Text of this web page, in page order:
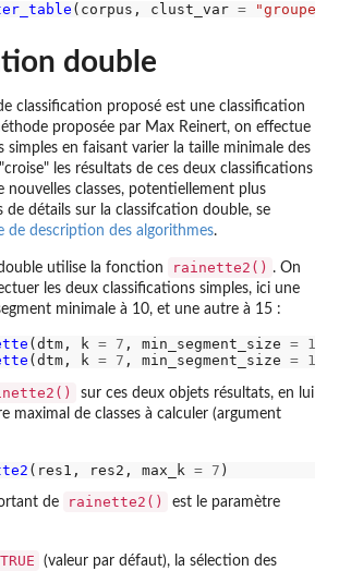
(corpus, clust_var = "groupe"
double
classification proposé est une classification
proposée par Max Reinert, on effectue
simples en faisant varier la taille minimale des
les résultats de ces deux classifications
nouvelles classes, potentiellement plus
de détails sur la classifcation double, se
de description des algorithmes.
utilise la fonction rainette2() . On
les deux classifications simples, ici une
minimale à 10, et une autre à 15 :
(dtm, k = 7 , min_segment_size = 10
(dtm, k = 7 , min_segment_size = 15
sur ces deux objets résultats, en lui
maximal de classes à calculer (argument
(res1, res2, max_k = 7
de rainette2() est le paramètre
(valeur par défaut), la sélection des